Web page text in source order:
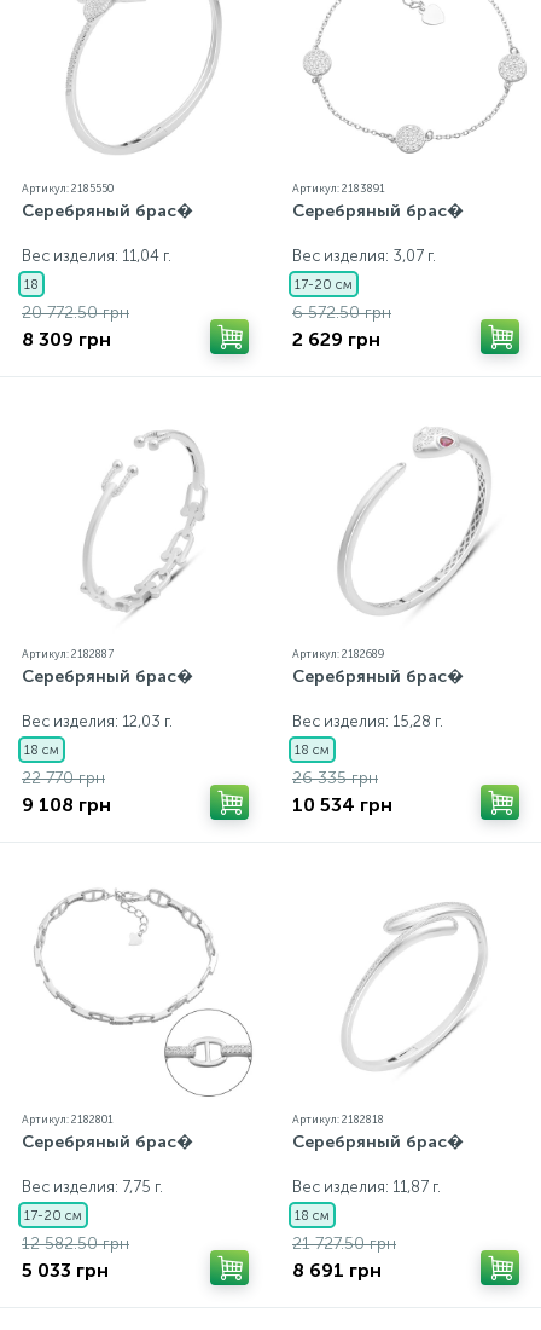
Артикул: 2185550
Серебряный брас�
Вес изделия: 11,04 г.
18
20 772.50 грн
8 309 грн
Артикул: 2183891
Серебряный брас�
Вес изделия: 3,07 г.
17-20 см
6 572.50 грн
2 629 грн
Артикул: 2182887
Серебряный брас�
Вес изделия: 12,03 г.
18 см
22 770 грн
9 108 грн
Артикул: 2182689
Серебряный брас�
Вес изделия: 15,28 г.
18 см
26 335 грн
10 534 грн
Артикул: 2182801
Серебряный брас�
Вес изделия: 7,75 г.
17-20 см
12 582.50 грн
5 033 грн
Артикул: 2182818
Серебряный брас�
Вес изделия: 11,87 г.
18 см
21 727.50 грн
8 691 грн